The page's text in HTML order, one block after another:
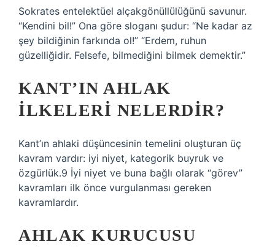
Sokrates entelektüel alçakgönüllülüğünü savunur.
“Kendini bil!” Ona göre sloganı şudur: “Ne kadar az
şey bildiğinin farkında ol!” “Erdem, ruhun
güzelliğidir. Felsefe, bilmediğini bilmek demektir.”
KANT’IN AHLAK
ILKELERI NELERDIR?
Kant’ın ahlaki düşüncesinin temelini oluşturan üç
kavram vardır: iyi niyet, kategorik buyruk ve
özgürlük.9 İyi niyet ve buna bağlı olarak “görev”
kavramları ilk önce vurgulanması gereken
kavramlardır.
AHLAK KURUCUSU